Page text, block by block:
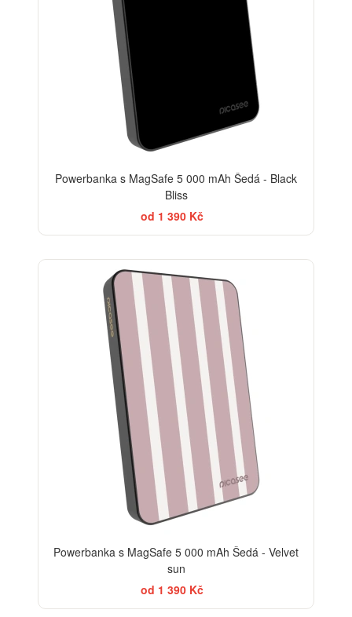
Powerbanka s MagSafe 5 000 mAh Šedá - Black
Bliss
od 1 390 Kč
Powerbanka s MagSafe 5 000 mAh Šedá - Velvet
sun
od 1 390 Kč